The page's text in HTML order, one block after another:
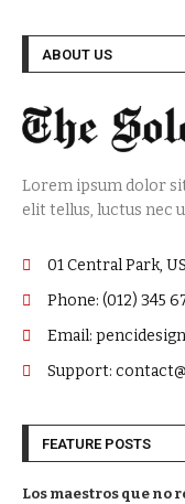
ABOUT US
Lorem ipsum dolor
elit tellus, luctus nec
01 Central Park,
Phone: (012) 345
Email:
Support:
FEATURE POSTS
Los maestros que